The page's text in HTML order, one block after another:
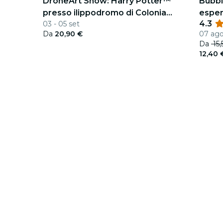
presso ilippodromo di Colonia
Weidenpesch
03 - 05 set
Da 20,90 €
4.3
07
Da
12,40